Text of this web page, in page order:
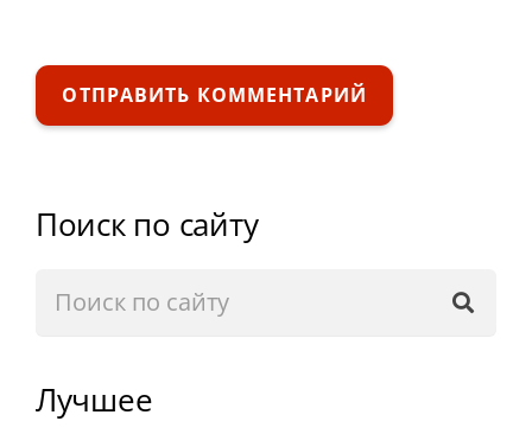
ОТПРАВИТЬ КОММЕНТАРИЙ
Поиск по сайту
Лучшее